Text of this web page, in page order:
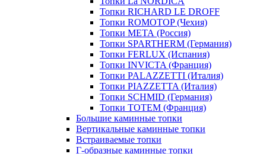
Топки RICHARD LE DROFF
Топки ROMOTOP (Чехия)
Топки МЕТА (Россия)
Топки SPARTHERM (Германия)
Топки FERLUX (Испания)
Топки INVICTA (Франция)
Топки PALAZZETTI (Италия)
Топки PIAZZETTA (Италия)
Топки SCHMID (Германия)
Топки TOTEM (Франция)
Большие каминные топки
Вертикальные каминные топки
Встраиваемые топки
Г-образные каминные топки